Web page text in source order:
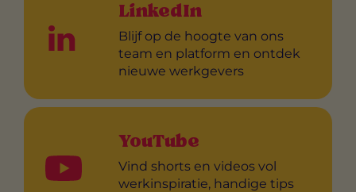
LinkedIn
Blijf op de hoogte van ons
team en platform en ontdek
nieuwe werkgevers
YouTube
Vind shorts en videos vol
werkinspiratie, handige tips